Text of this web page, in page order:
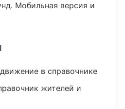
Мобильная версия и
в справочнике
жителей и